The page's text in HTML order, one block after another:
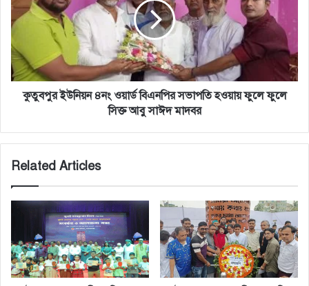
ওয়ার্ড
বিএনপির
সভাপতি
হওয়ায়
ফুলে
ফুলে
সিক্ত
মাদবর
কুতুবপুর ইউনিয়ন ৪নং ওয়ার্ড বিএনপির সভাপতি হওয়ায় ফুলে ফুলে
সিক্ত আবু সাঈদ মাদবর
Related Articles